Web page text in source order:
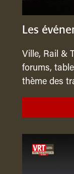
Les
Ville, Rail &
forums,
thème des